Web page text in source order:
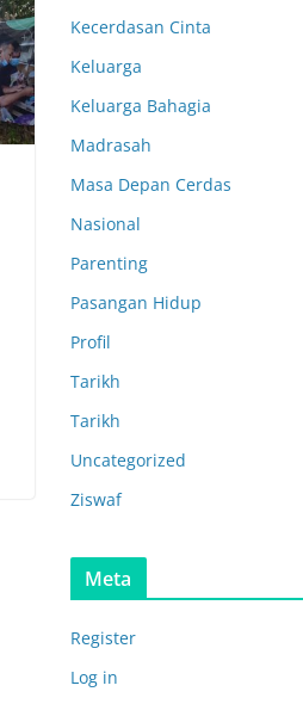
Kecerdasan Cinta
Keluarga
Keluarga Bahagia
Madrasah
Masa Depan Cerdas
Nasional
Parenting
Pasangan Hidup
Profil
Tarikh
Tarikh
Uncategorized
Ziswaf
Meta
Register
Log in